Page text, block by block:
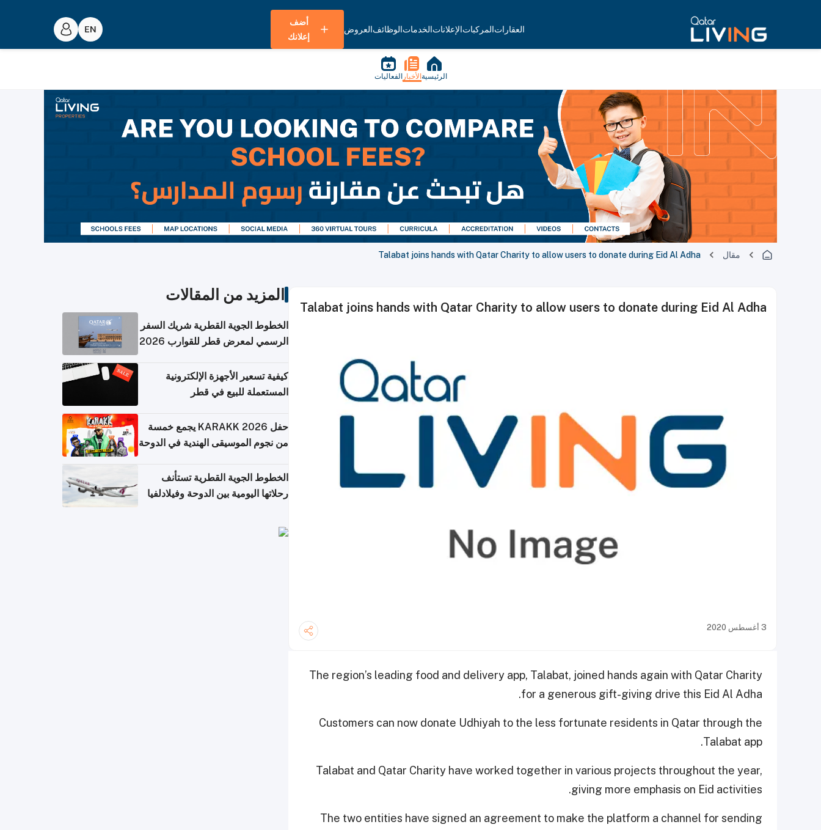
العقاراتالمركباتالإعلاناتالخدماتالوظائفالعروض
أضف
إعلانك
الرئيسية الأخبار الفعاليات
مقال Talabat joins hands with Qatar Charity to allow users to donate during Eid Al Adha
Talabat joins hands with Qatar Charity to allow users to donate during Eid Al Adha
3 أغسطس 2020
The region’s leading food and delivery app, Talabat, joined hands again with Qatar Charity
for a generous gift-giving drive this Eid Al Adha.
Customers can now donate Udhiyah to the less fortunate residents in Qatar through the
Talabat app.
Talabat and Qatar Charity have worked together in various projects throughout the year,
giving more emphasis on Eid activities.
The two entities have signed an agreement to make the platform a channel for sending
المزيد من المقالات
الخطوط الجوية القطرية شريك السفر
الرسمي لمعرض قطر للقوارب 2026
كيفية تسعير الأجهزة الإلكترونية
المستعملة للبيع في قطر
حفل KARAKK 2026 يجمع خمسة
من نجوم الموسيقى الهندية في الدوحة
الخطوط الجوية القطرية تستأنف
رحلاتها اليومية بين الدوحة وفيلادلفيا